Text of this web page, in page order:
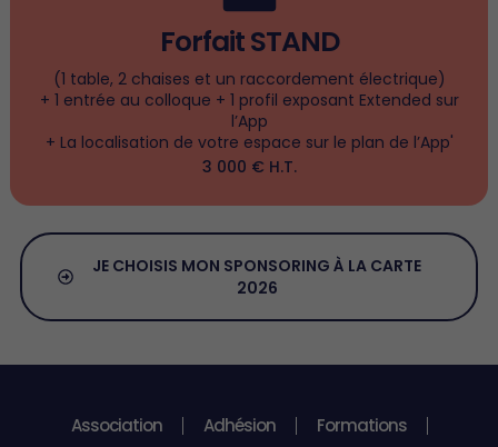
Forfait STAND
(1 table, 2 chaises et un raccordement électrique)
+ 1 entrée au colloque + 1 profil exposant Extended sur
l’App
+ La localisation de votre espace sur le plan de l’App'
3 000 € H.T.
JE CHOISIS MON SPONSORING À LA CARTE
2026
Association Adhésion Formations